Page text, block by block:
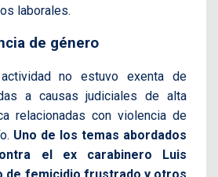
laborales.
de género
no estuvo exenta de
a causas judiciales de alta
relacionadas con violencia de
Uno de los temas abordados
el ex carabinero Luis